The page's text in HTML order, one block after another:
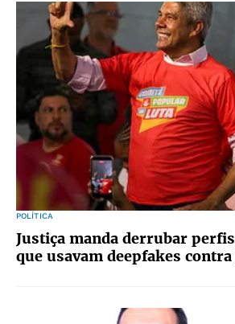
POLÍTICA
Justiça manda derrubar
que usavam deepfakes